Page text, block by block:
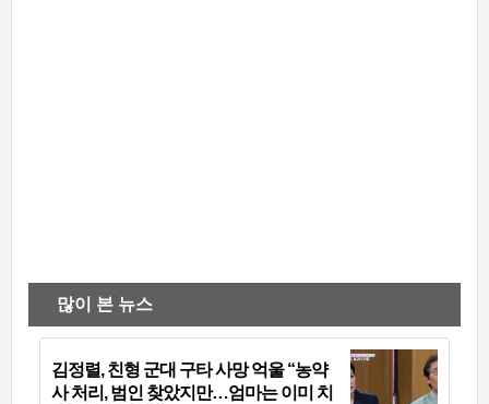
많이 본 뉴스
김정렬, 친형 군대 구타 사망 억울 “농약
사 처리, 범인 찾았지만…엄마는 이미 치